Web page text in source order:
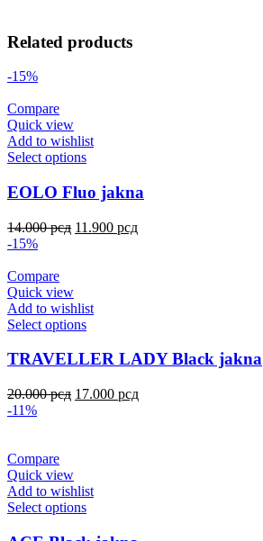
Related products
-15%
Compare
Quick view
Add to wishlist
Select options
EOLO Fluo jakna
14.000рсд 11.900 рсд
-15%
Compare
Quick view
Add to wishlist
Select options
TRAVELLER LADY Black jakna
20.000рсд 17.000 рсд
-11%
Compare
Quick view
Add to wishlist
Select options